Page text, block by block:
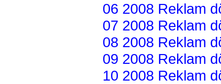
06 2008 Reklam
07 2008 Reklam
08 2008 Reklam
09 2008 Reklam
10 2008 Reklam